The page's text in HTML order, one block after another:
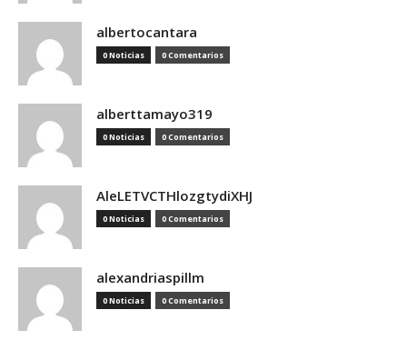
albertocantara
0 Noticias 0 Comentarios
alberttamayo319
0 Noticias 0 Comentarios
AleLETVCTHlozgtydiXHJ
0 Noticias 0 Comentarios
alexandriaspillm
0 Noticias 0 Comentarios